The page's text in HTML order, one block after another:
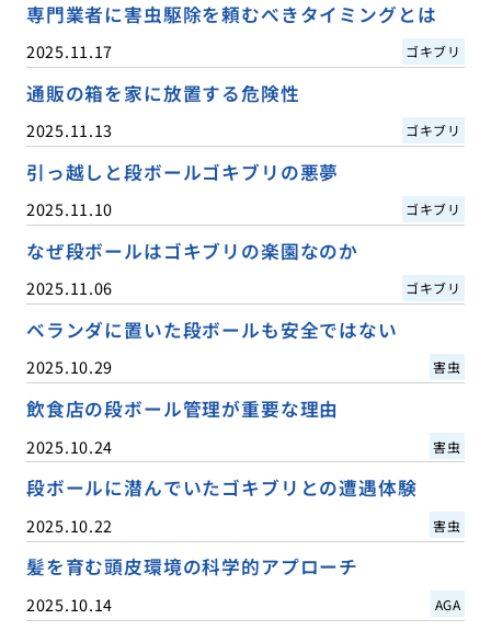
専門業者に害虫駆除を頼むべきタイミングとは
2025.11.17 ゴキブリ
通販の箱を家に放置する危険性
2025.11.13 ゴキブリ
引っ越しと段ボールゴキブリの悪夢
2025.11.10 ゴキブリ
なぜ段ボールはゴキブリの楽園なのか
2025.11.06 ゴキブリ
ベランダに置いた段ボールも安全ではない
2025.10.29 害虫
飲食店の段ボール管理が重要な理由
2025.10.24 害虫
段ボールに潜んでいたゴキブリとの遭遇体験
2025.10.22 害虫
髪を育む頭皮環境の科学的アプローチ
2025.10.14 AGA